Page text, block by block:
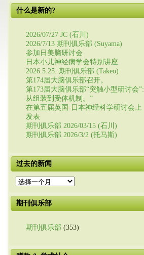
什么是新的?
2026/07/27 JC (石川)
2026/7/13 期刊俱乐部 (Suyama)
参加日美脑研讨会
日本小儿神经病学会特别讲座
2026.5.25. 期刊俱乐部 (Takeo)
第174届大脑俱乐部召开。
第173届大脑俱乐部“突触小型研讨会”:
从组装到受体机制。”
在第五届英国-日本神经科学研讨会上
发表
期刊俱乐部 2026/03/15 (石川)
期刊俱乐部 2026/3/2 (托马斯)
过去的新闻
过
的
新
期刊俱乐部
期刊俱乐部 (353)